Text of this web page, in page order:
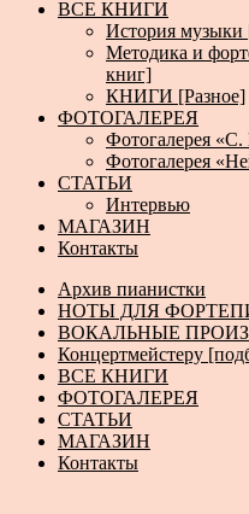
ВСЕ КНИГИ
История музыки
Методика и
книг]
КНИГИ [Разное]
ФОТОГАЛЕРЕЯ
Фотогалерея
Фотогалерея
СТАТЬИ
Интервью
МАГАЗИН
Контакты
Архив пианистки
НОТЫ ДЛЯ
ВОКАЛЬНЫЕ
Концертмейстеру
ВСЕ КНИГИ
ФОТОГАЛЕРЕЯ
СТАТЬИ
МАГАЗИН
Контакты